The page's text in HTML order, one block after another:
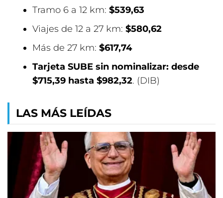
Tramo 6 a 12 km: $539,63
Viajes de 12 a 27 km: $580,62
Más de 27 km: $617,74
Tarjeta SUBE sin nominalizar: desde
$715,39 hasta $982,32. (DIB)
LAS MÁS LEÍDAS